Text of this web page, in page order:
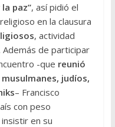
paz”, así pidió el
en la clausura
, actividad
de participar
-que reunió
judíos,
– Francisco
con peso
en su